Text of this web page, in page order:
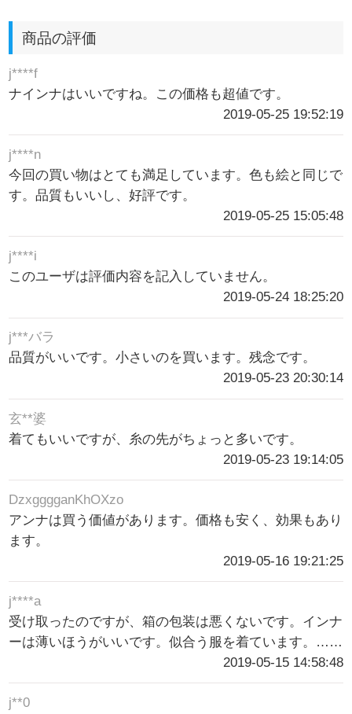
商品の評価
j****f
ナインナはいいですね。この価格も超値です。
2019-05-25 19:52:19
j****n
今回の買い物はとても満足しています。色も絵と同じで
す。品質もいいし、好評です。
2019-05-25 15:05:48
j****i
このユーザは評価内容を記入していません。
2019-05-24 18:25:20
j***バラ
品質がいいです。小さいのを買います。残念です。
2019-05-23 20:30:14
玄**婆
着てもいいですが、糸の先がちょっと多いです。
2019-05-23 19:14:05
DzxgggganKhOXzo
アンナは買う価値があります。価格も安く、効果もあり
ます。
2019-05-16 19:21:25
j****a
受け取ったのですが、箱の包装は悪くないです。インナ
ーは薄いほうがいいです。似合う服を着ています。……
2019-05-15 14:58:48
j**0